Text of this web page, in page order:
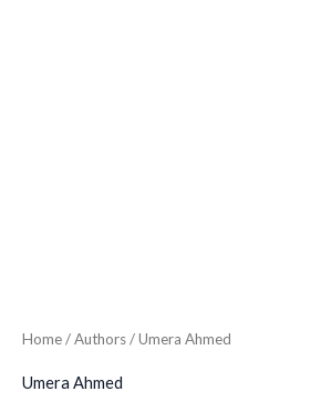
Home/ Authors / Umera Ahmed
Umera Ahmed